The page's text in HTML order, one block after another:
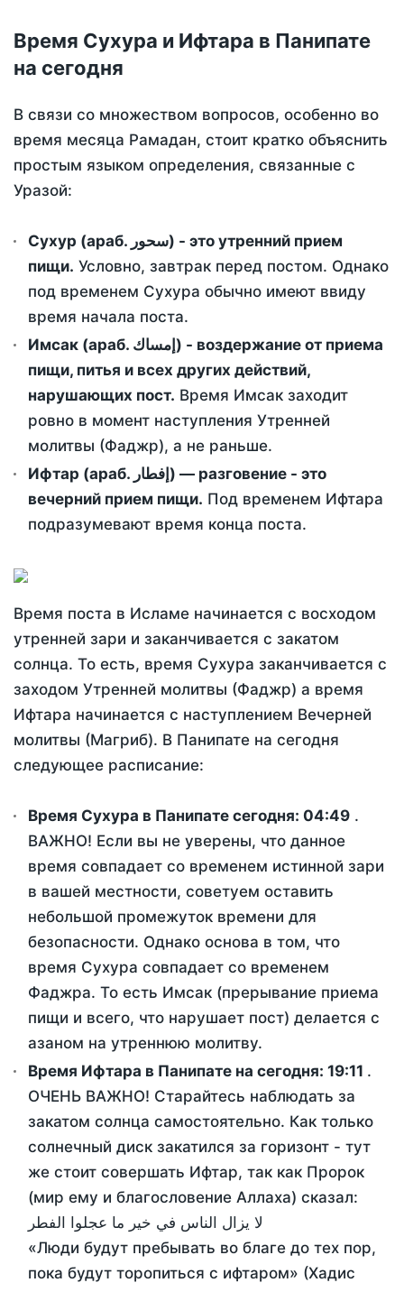
Время Сухура и Ифтара в Панипате
на сегодня
В связи со множеством вопросов, особенно во
время месяца Рамадан, стоит кратко объяснить
простым языком определения, связанные с
Уразой:
Сухур (араб. سحور) - это утренний прием
пищи. Условно, завтрак перед постом. Однако
под временем Сухура обычно имеют ввиду
время начала поста.
Имсак (араб. إمساك) - воздержание от приема
пищи, питья и всех других действий,
нарушающих пост. Время Имсак заходит
ровно в момент наступления Утренней
молитвы (Фаджр), а не раньше.
Ифтар (араб. إفطار) — разговение - это
вечерний прием пищи. Под временем Ифтара
подразумевают время конца поста.
Время поста в Исламе начинается с восходом
утренней зари и заканчивается с закатом
солнца. То есть, время Сухура заканчивается с
заходом Утренней молитвы (Фаджр) а время
Ифтара начинается с наступлением Вечерней
молитвы (Магриб). В Панипате на сегодня
следующее расписание:
Время Сухура в Панипате сегодня: 04:49 .
ВАЖНО! Если вы не уверены, что данное
время совпадает со временем истинной зари
в вашей местности, советуем оставить
небольшой промежуток времени для
безопасности. Однако основа в том, что
время Сухура совпадает со временем
Фаджра. То есть Имсак (прерывание приема
пищи и всего, что нарушает пост) делается с
азаном на утреннюю молитву.
Время Ифтара в Панипате на сегодня: 19:11 .
ОЧЕНЬ ВАЖНО! Старайтесь наблюдать за
закатом солнца самостоятельно. Как только
солнечный диск закатился за горизонт - тут
же стоит совершать Ифтар, так как Пророк
(мир ему и благословение Аллаха) сказал:
لا يزال الناس في خير ما عجلوا الفطر
«Люди будут пребывать во благе до тех пор,
пока будут торопиться с ифтаром» (Хадис